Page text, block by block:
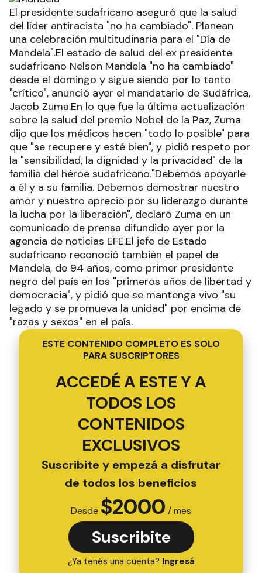
El presidente sudafricano aseguró que la salud
del líder antiracista "no ha cambiado". Planean
una celebración multitudinaria para el "Día de
Mandela".El estado de salud del ex presidente
sudafricano Nelson Mandela "no ha cambiado"
desde el domingo y sigue siendo por lo tanto
"crítico", anunció ayer el mandatario de Sudáfrica,
Jacob Zuma.En lo que fue la última actualización
sobre la salud del premio Nobel de la Paz, Zuma
dijo que los médicos hacen "todo lo posible" para
que "se recupere y esté bien", y pidió respeto por
la "sensibilidad, la dignidad y la privacidad" de la
familia del héroe sudafricano."Debemos apoyarle
a él y a su familia. Debemos demostrar nuestro
amor y nuestro aprecio por su liderazgo durante
la lucha por la liberación", declaró Zuma en un
comunicado de prensa difundido ayer por la
agencia de noticias EFE.El jefe de Estado
sudafricano reconoció también el papel de
Mandela, de 94 años, como primer presidente
negro del país en los "primeros años de libertad y
democracia", y pidió que se mantenga vivo "su
legado y se promueva la unidad" por encima de
"razas y sexos" en el país.
ESTE CONTENIDO COMPLETO ES SOLO
PARA SUSCRIPTORES
ACCEDÉ A ESTE Y A
TODOS LOS
CONTENIDOS
EXCLUSIVOS
Suscribite y empezá a disfrutar
de todos los beneficios
Desde $2000 / mes
Suscribite
¿Ya tenés una cuenta? Ingresá